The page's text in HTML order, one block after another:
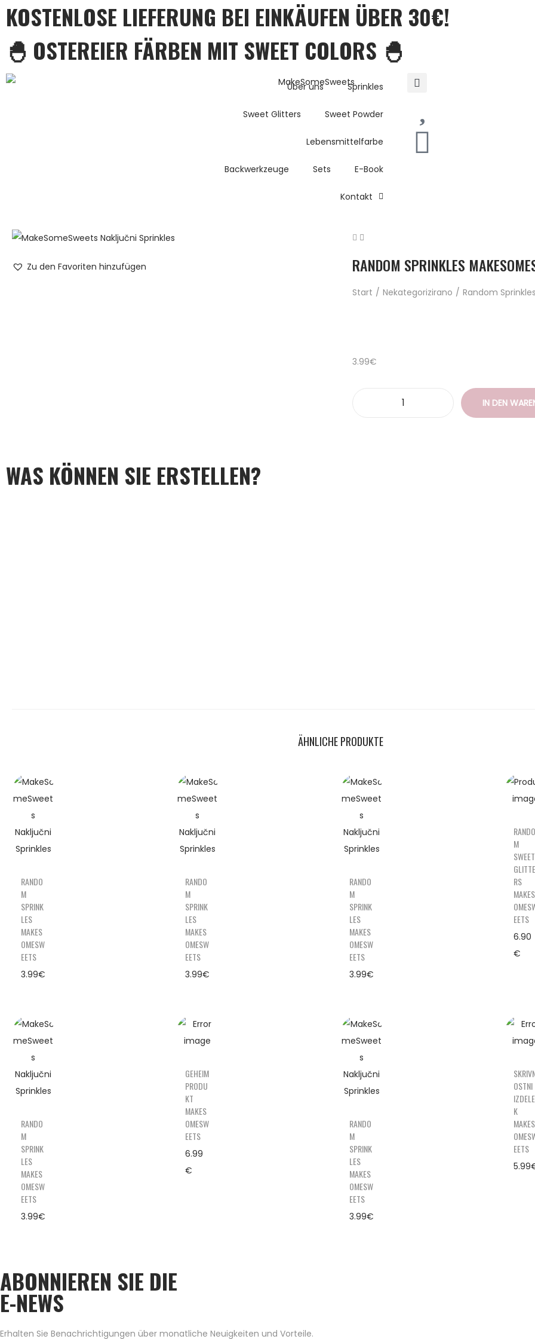
KOSTENLOSE LIEFERUNG BEI EINKÄUFEN ÜBER 30€!
🐣 OSTEREIER FÄRBEN MIT SWEET COLORS 🐣
Über uns Sprinkles
Sweet Glitters Sweet Powder
Lebensmittelfarbe
Backwerkzeuge Sets E-Book
Kontakt
Zu den Favoriten hinzufügen RANDOM SPRINKLES
Start / Nekategorizirano / Random
3.99€
IN DEN
WAS KÖNNEN SIE ERSTELLEN?
ÄHNLICHE PRODUKTE
RANDO
M
SPRINK
LES
MAKES
OMESW
EETS
3.99€
RANDO
M
SPRINK
LES
MAKES
OMESW
EETS
3.99€
RANDO
M
SPRINK
LES
MAKES
OMESW
EETS
3.99€
RANDO
M
SWEET
GLITTE
RS
MAKES
EETS
6.90
€
RANDO
M
SPRINK
LES
MAKES
OMESW
EETS
3.99€
GEHEIM
PRODU
KT
MAKES
OMESW
EETS
6.99
€
RANDO
M
SPRINK
LES
MAKES
OMESW
EETS
3.99€
OSTNI
IZDELE
K
MAKES
EETS
5.99
ABONNIEREN SIE DIE
E-NEWS
Erhalten Sie Benachrichtigungen über monatliche Neuigkeiten und Vorteile.